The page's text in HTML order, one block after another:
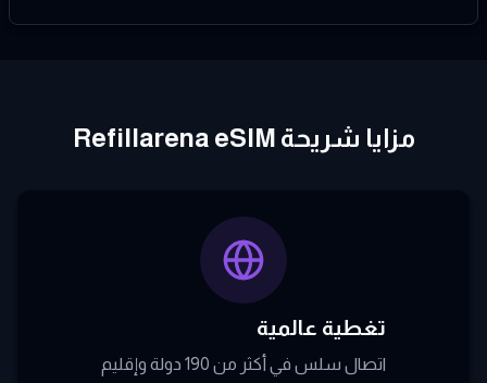
مزايا شريحة Refillarena eSIM
تغطية عالمية
اتصال سلس في أكثر من 190 دولة وإقليم